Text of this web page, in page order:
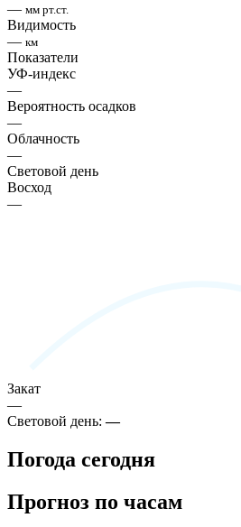
— мм рт.ст.
Видимость
— км
Показатели
УФ-индекс
—
Вероятность осадков
—
Облачность
—
Световой день
Восход
—
Закат
—
Световой день:—
Погода сегодня
Прогноз по часам